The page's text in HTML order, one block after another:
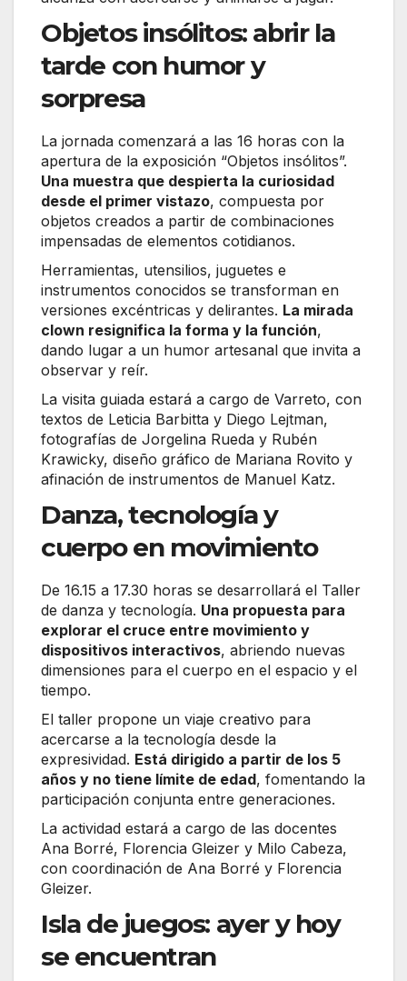
Objetos insólitos: abrir la
tarde con humor y
sorpresa
La jornada comenzará a las 16 horas con la
apertura de la exposición “Objetos insólitos”.
Una muestra que despierta la curiosidad
desde el primer vistazo, compuesta por
objetos creados a partir de combinaciones
impensadas de elementos cotidianos.
Herramientas, utensilios, juguetes e
instrumentos conocidos se transforman en
versiones excéntricas y delirantes. La mirada
clown resignifica la forma y la función,
dando lugar a un humor artesanal que invita a
observar y reír.
La visita guiada estará a cargo de Varreto, con
textos de Leticia Barbitta y Diego Lejtman,
fotografías de Jorgelina Rueda y Rubén
Krawicky, diseño gráfico de Mariana Rovito y
afinación de instrumentos de Manuel Katz.
Danza, tecnología y
cuerpo en movimiento
De 16.15 a 17.30 horas se desarrollará el Taller
de danza y tecnología. Una propuesta para
explorar el cruce entre movimiento y
dispositivos interactivos, abriendo nuevas
dimensiones para el cuerpo en el espacio y el
tiempo.
El taller propone un viaje creativo para
acercarse a la tecnología desde la
expresividad. Está dirigido a partir de los 5
años y no tiene límite de edad, fomentando la
participación conjunta entre generaciones.
La actividad estará a cargo de las docentes
Ana Borré, Florencia Gleizer y Milo Cabeza,
con coordinación de Ana Borré y Florencia
Gleizer.
Isla de juegos: ayer y hoy
se encuentran